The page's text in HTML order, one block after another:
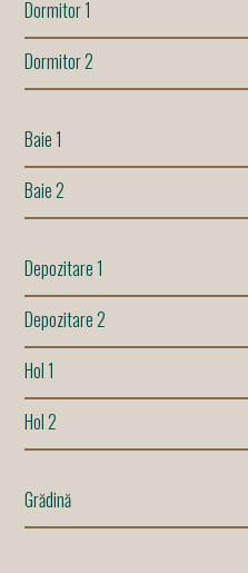
Dormitor 1
Dormitor 2
Baie 1
Baie 2
Depozitare 1
Depozitare 2
Hol 1
Hol 2
Grădină